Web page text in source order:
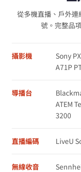
從多機直播、戶外
號。完整品
攝影機
Sony
A71P
導播台
ATEM
3200
直播編碼 LiveU
無線收音